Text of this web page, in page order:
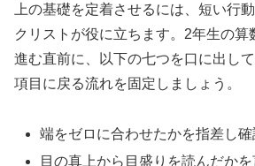
上の基礎を定着させるには、短い行
クリストが役に立ちます。2年生の算
進む直前に、以下の七つを口に出し
項目に戻る流れを固定しましょう。
端をゼロに合わせたかを指差し確
目の真上から目盛りを読んだか